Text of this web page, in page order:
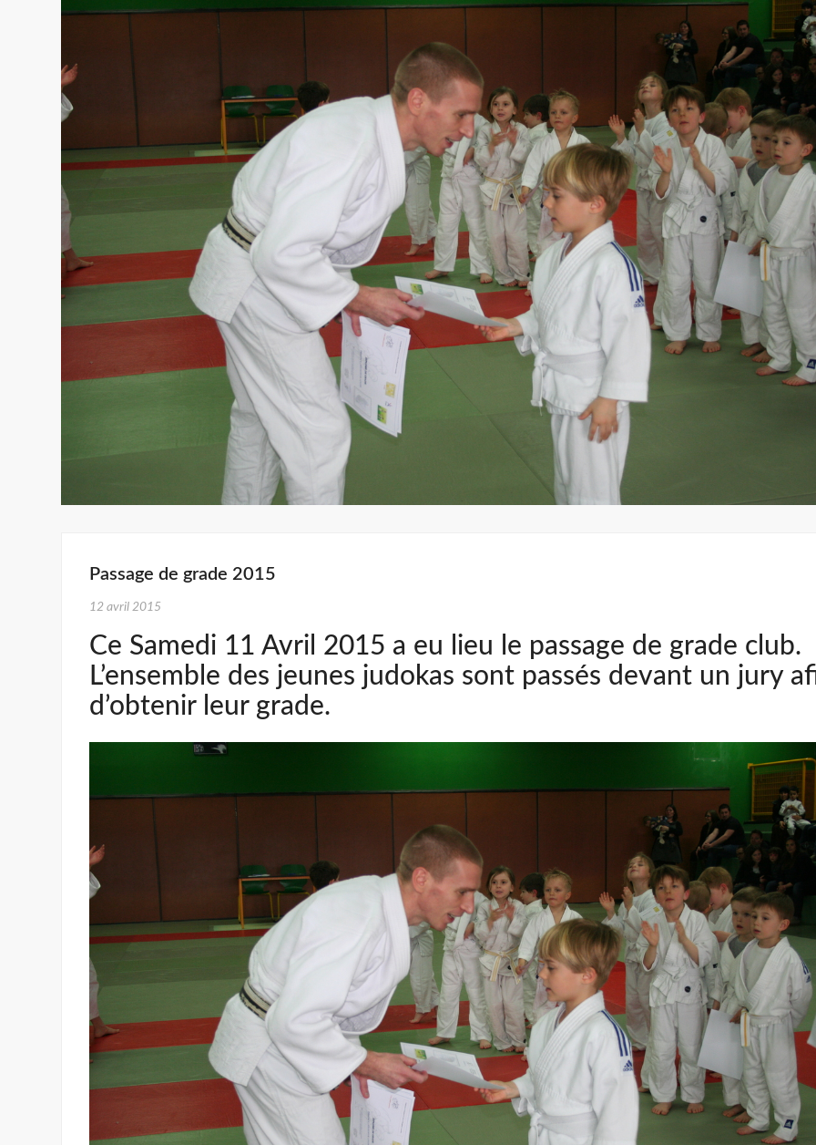
Passage de grade 2015
12 avril 2015
Ce Samedi 11 Avril 2015 a eu lieu le passage de grade club.
L’ensemble des jeunes judokas sont passés devant un jury
d’obtenir leur grade.